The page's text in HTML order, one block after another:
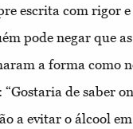
escrita com rigor
pode negar que
a forma como
de saber
a evitar o álcool